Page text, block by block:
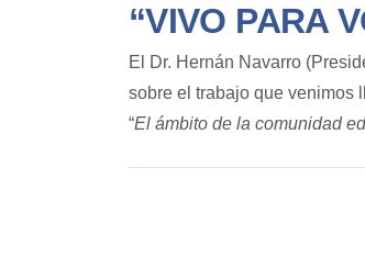
“VIVO PARA
El Dr. Hernán Navarro
sobre el trabajo que venimos
“El ámbito de la comunidad